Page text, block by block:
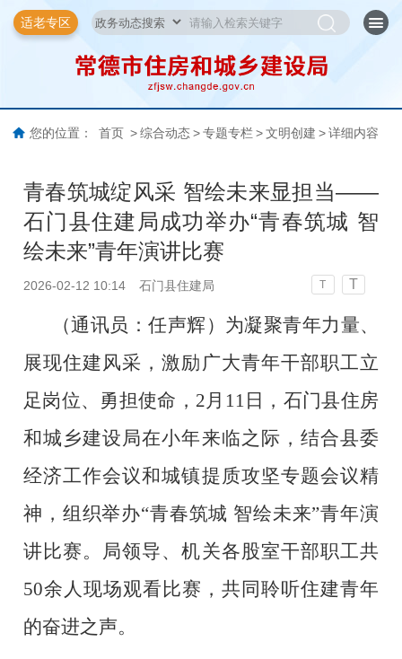
适老专区
您的位置： 首页 > 综合动态 > 专题专栏 > 文明创建 > 详细内容
青春筑城绽风采 智绘未来显担当——
石门县住建局成功举办“青春筑城 智
绘未来”青年演讲比赛
2026-02-12 10:14 石门县住建局 T T
（通讯员：任声辉） 为凝聚青年力量、
展现住建风采，激励广大青年干部职工立
足岗位、勇担使命， 2月11日 ， 石门县住房
和城乡建设局在小年来临之际，结合县委
经济工作会议和城镇提质攻坚专题会议精
神，组织举办“青春筑城 智绘未来”青年演
讲比赛。局领导、机关各股室干部职工共
50余人现场观看比赛，共同聆听住建青年
的奋进之声。